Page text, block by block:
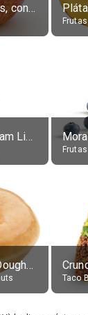
Manzanas, crudas, con piel
Original Irish Cream Liqueur (17% alc.)
Original Glazed Doughnut
Taco